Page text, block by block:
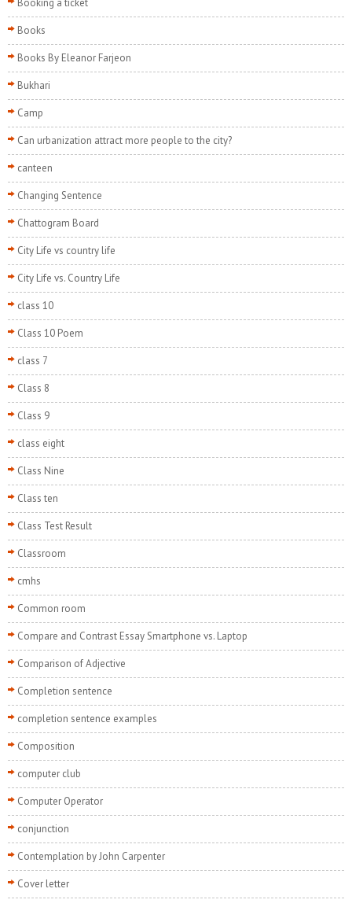
Booking a ticket
Books
Books By Eleanor Farjeon
Bukhari
Camp
Can urbanization attract more people to the city?
canteen
Changing Sentence
Chattogram Board
City Life vs country life
City Life vs. Country Life
class 10
Class 10 Poem
class 7
Class 8
Class 9
class eight
Class Nine
Class ten
Class Test Result
Classroom
cmhs
Common room
Compare and Contrast Essay Smartphone vs. Laptop
Comparison of Adjective
Completion sentence
completion sentence examples
Composition
computer club
Computer Operator
conjunction
Contemplation by John Carpenter
Cover letter